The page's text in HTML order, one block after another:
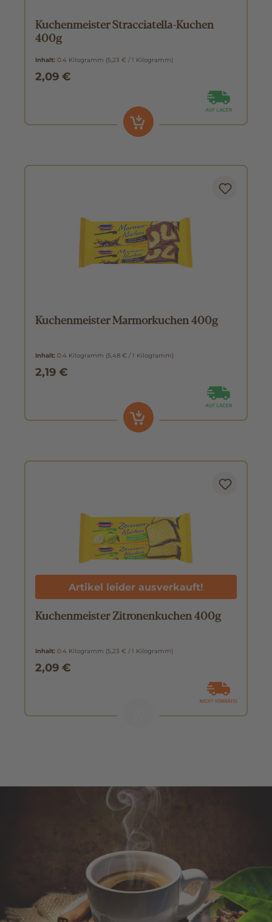
Kuchenmeister Stracciatella-Kuchen
400g
Inhalt: 0.4 Kilogramm (5,23 € / 1 Kilogramm)
2,09 €
Kuchenmeister Marmorkuchen 400g
Inhalt: 0.4 Kilogramm (5,48 € / 1 Kilogramm)
2,19 €
Artikel leider ausverkauft!
Kuchenmeister Zitronenkuchen 400g
Inhalt: 0.4 Kilogramm (5,23 € / 1 Kilogramm)
2,09 €